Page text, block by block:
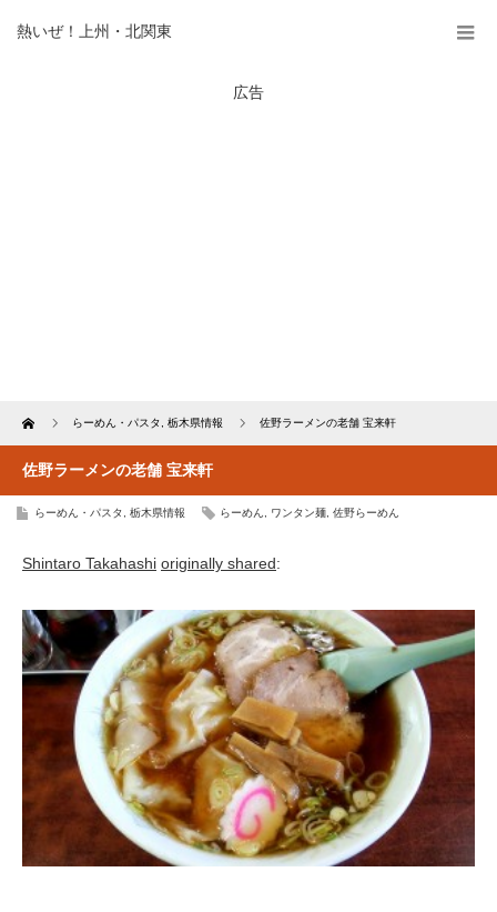
熱いぜ！上州・北関東
広告
Home らーめん・パスタ 栃木県情報 佐野ラーメンの老舗 宝来軒
佐野ラーメンの老舗 宝来軒
らーめん・パスタ 栃木県情報 らーめん ワンタン麺 佐野らーめん
Shintaro Takahashi originally shared: